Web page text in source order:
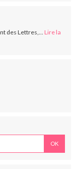
des Lettres,... Lire la